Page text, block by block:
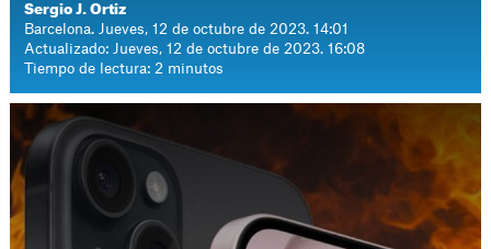
Sergio J. Ortiz
Barcelona. Jueves, 12 de octubre de 2023. 14:01
Actualizado: Jueves, 12 de octubre de 2023. 16:08
Tiempo de lectura: 2 minutos